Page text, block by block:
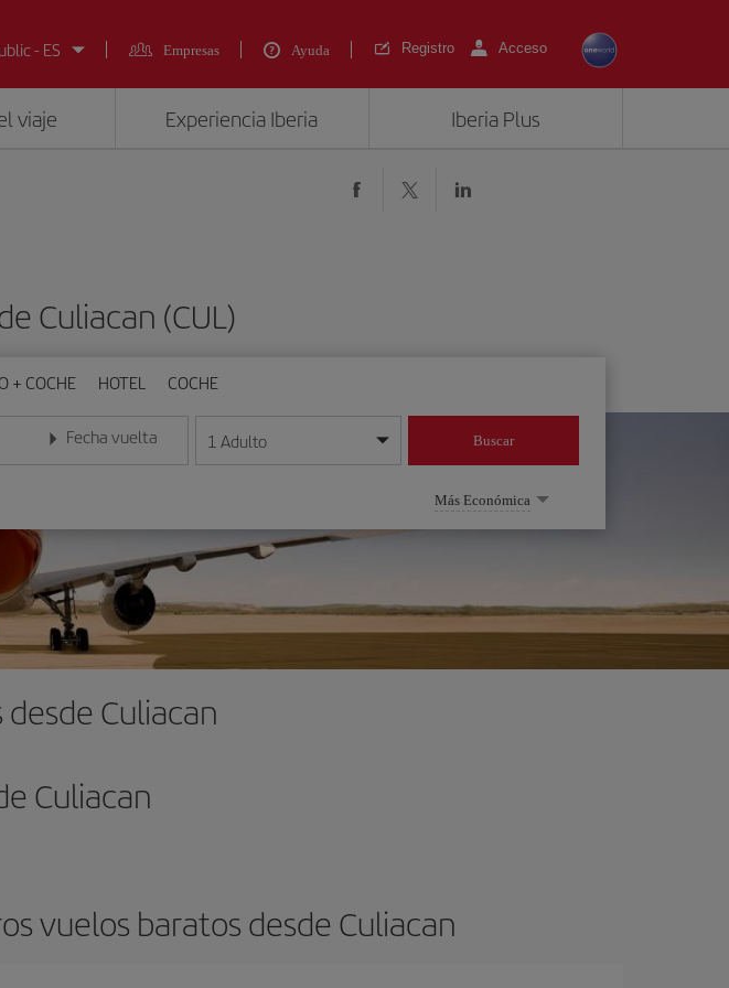
- ES
Empresas Ayuda Registro Acceso
viaje Experiencia Iberia Iberia Plus
Culiacan (CUL)
+ COCHE HOTEL COCHE
en formato día/mes/año
Fecha vuelta
Introduce la fecha en formato día/mes/año
1 Adulto Buscar
Más Económica
Culiacan
Culiacan
vuelos baratos desde Culiacan